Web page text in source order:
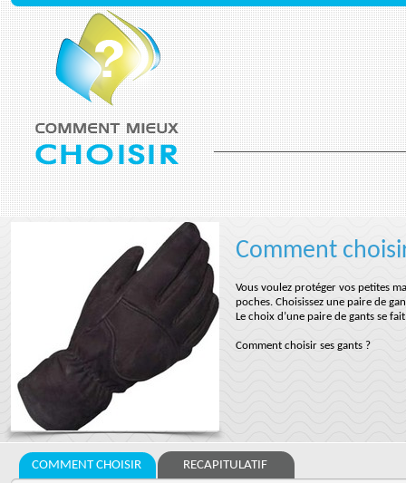
Comment
Vous voulez protéger vos petites
poches. Choisissez une paire de
Le choix d’une paire de gants se
Comment choisir ses gants ?
COMMENT CHOISIR RECAPITULATIF